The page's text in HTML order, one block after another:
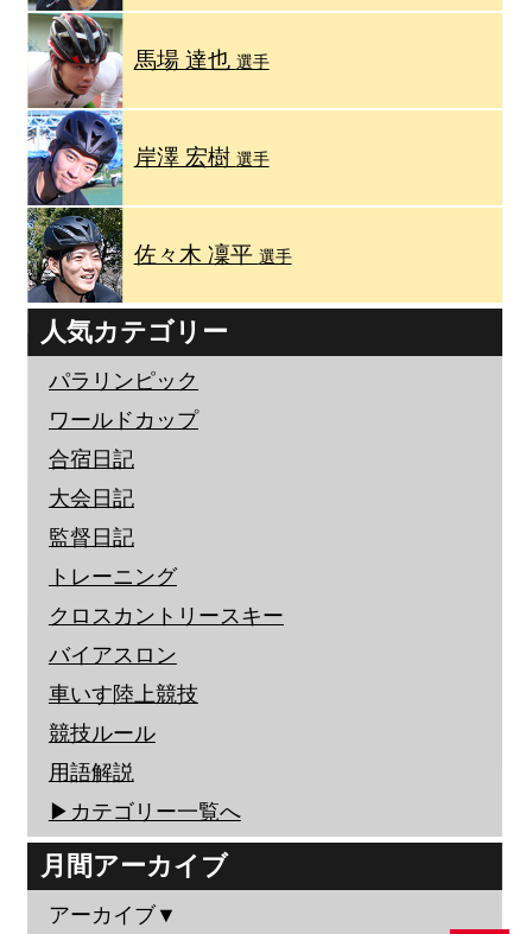
馬場 達也 選手
岸澤 宏樹 選手
佐々木 凜平 選手
人気カテゴリー
パラリンピック
ワールドカップ
合宿日記
大会日記
監督日記
トレーニング
クロスカントリースキー
バイアスロン
車いす陸上競技
競技ルール
用語解説
▶︎カテゴリー一覧へ
月間アーカイブ
アーカイブ▼